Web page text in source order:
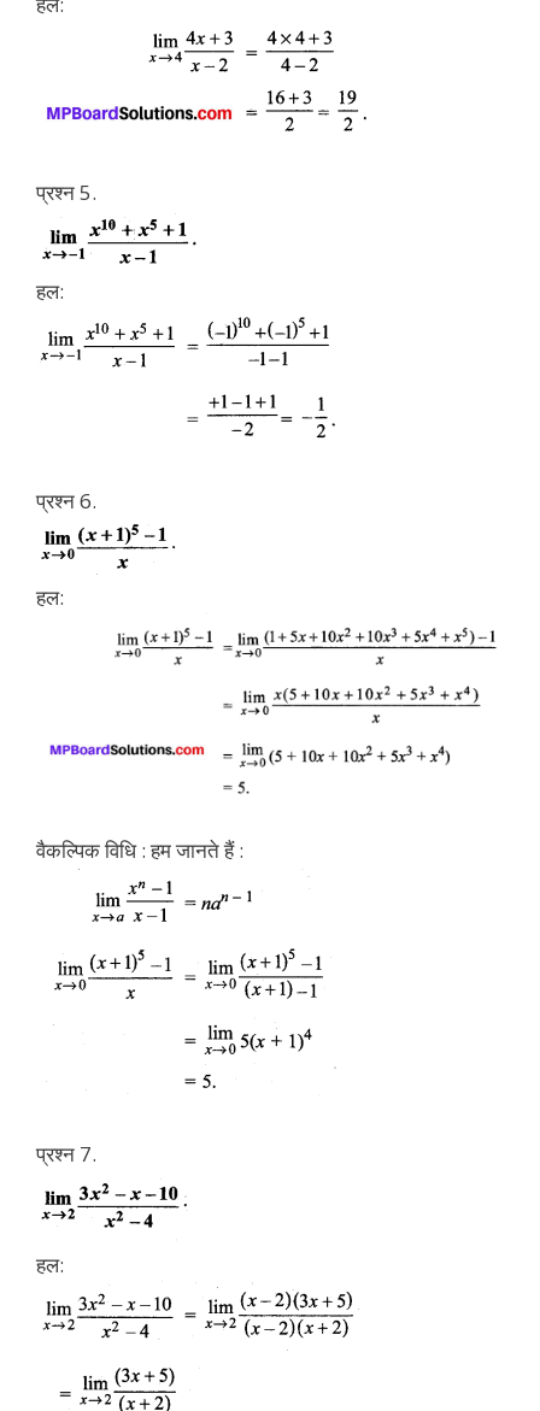
प्रश्न 5.
हल:
प्रश्न 6.
हल:
वैकल्पिक विधि : हम जानते हैं :
प्रश्न 7.
हल: